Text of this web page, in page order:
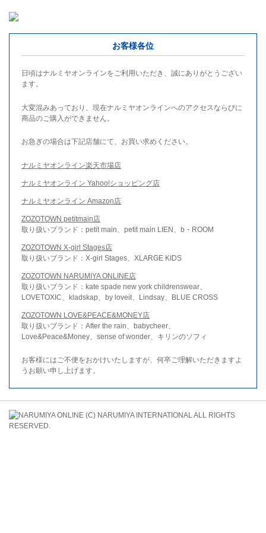
お客様各位
日頃はナルミヤオンラインをご利用いただき、誠にありがとうござい
ます。
大変混みあっており、現在ナルミヤオンラインへのアクセスならびに
商品のご購入ができません。
お急ぎの場合は下記店舗にて、お買い求めください。
ナルミヤオンライン楽天市場店
ナルミヤオンライン Yahoo!ショッピング店
ナルミヤオンライン Amazon店
ZOZOTOWN petitmain店
取り扱いブランド：petit main、petit main LIEN、b・ROOM
ZOZOTOWN X-girl Stages店
取り扱いブランド：X-girl Stages、XLARGE KIDS
ZOZOTOWN NARUMIYA ONLINE店
取り扱いブランド：kate spade new york childrenswear、
LOVETOXIC、kladskap、by loveit、Lindsay、BLUE CROSS
ZOZOTOWN LOVE&PEACE&MONEY店
取り扱いブランド：After the rain、babycheer、
Love&Peace&Money、sense of wonder、キリンのソフィ
お客様にはご不便をおかけいたしますが、何卒ご理解いただきますよ
うお願い申し上げます。